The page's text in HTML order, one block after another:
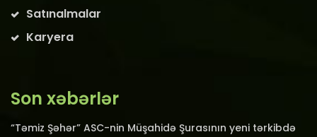
Satınalmalar
Karyera
Son xəbərlər
“Təmiz Şəhər” ASC-nin Müşahidə Şurasının yeni tərkibdə